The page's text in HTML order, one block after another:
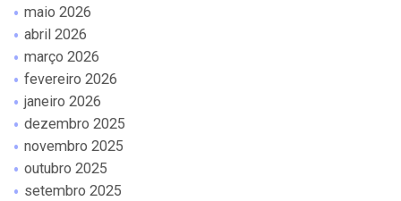
maio 2026
abril 2026
março 2026
fevereiro 2026
janeiro 2026
dezembro 2025
novembro 2025
outubro 2025
setembro 2025